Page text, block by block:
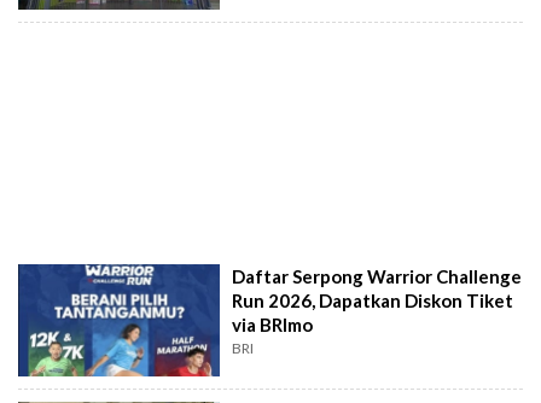
Daftar Serpong Warrior Challenge
Run 2026, Dapatkan Diskon Tiket
via BRImo
BRI